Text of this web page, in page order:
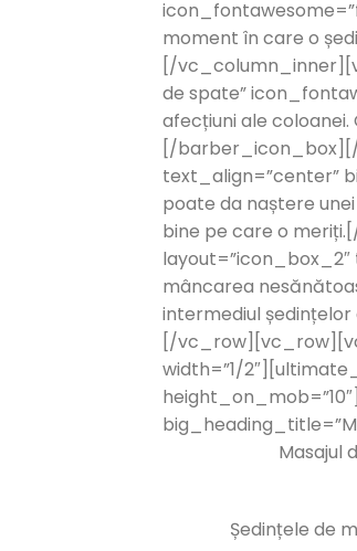
moment în care o
[/
de spate”
afecțiuni ale
[/
text_align=”center”
poate da naștere
bine pe care o
mâncarea
intermediul
[/
width=”1/
Masajul
Ședințele de